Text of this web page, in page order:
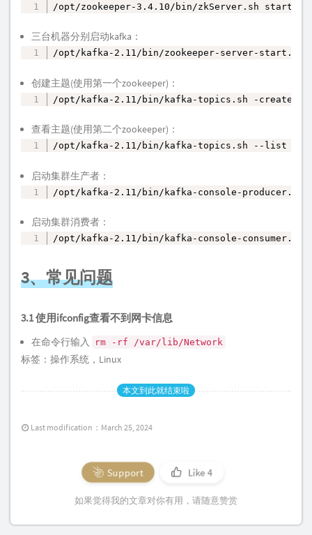
/opt/zookeeper-3.4.10/bin/zkServer.sh start
复制
三台机器分别启动kafka：
/opt/kafka-2.11/bin/zookeeper-server-
创建主题(使用第一个zookeeper)：
/opt/kafka-2.11/bin/kafka-topics.sh -create
复制
查看主题(使用第二个zookeeper)：
/opt/kafka-2.11/bin/kafka-topics.sh --list --
启动集群生产者：
/opt/kafka-2.11/bin/kafka-console-producer.sh
复制
启动集群消费者：
/opt/kafka-2.11/bin/kafka-console-consumer.sh
3、常见问题
3.1 使用ifconfig查看不到网卡信息
在命令行输入 rm -rf /var/lib/Network
标签： 操作系统 ， Linux
本文到此就结束啦
Last modification：March 25, 2024
Support Like 4
如果觉得我的文章对你有用，请随意赞赏